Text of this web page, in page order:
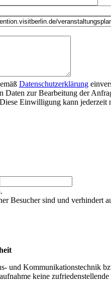
Datenschutzerklärung
zur Bearbeitung der
Einwilligung kann
Besucher sind und verhindert
und Kommunikationstechnik
keine